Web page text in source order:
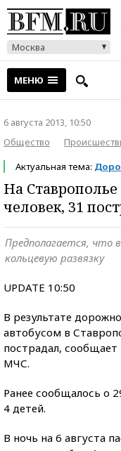
Москва
МЕНЮ
6 августа 2013, 10:50
Общество
Актуальная тема:
На
человек, 31
Предполагается, что
кольцевую развязку
UPDATE 10:50
В результате
автобусом в
пострадал, сообщает
МЧС.
Ранее сообщалось о
4 детей.
В ночь на 6 августа